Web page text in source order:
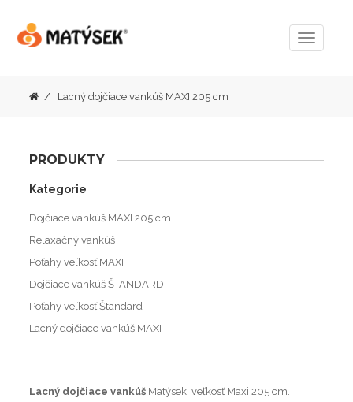
Menu
Lacný dojčiace vankúš MAXI 205 cm
PRODUKTY
Kategorie
Dojčiace vankúš MAXI 205 cm
Relaxačný vankúš
Poťahy veľkosť MAXI
Dojčiace vankúš ŠTANDARD
Poťahy veľkosť Štandard
Lacný dojčiace vankúš MAXI
Lacný dojčiace vankúš Matýsek, veľkosť Maxi 205 cm.